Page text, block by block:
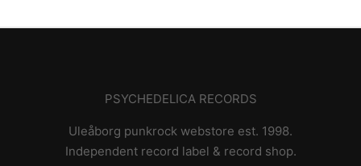
PSYCHEDELICA RECORDS
Uleåborg punkrock webstore est. 1998.
Independent record label & record shop.